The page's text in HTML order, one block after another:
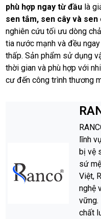
phù hợp ngay từ đầulà
sen tắm, sen cây và sen
nghiên cứu tối ưu dòng
tia nước mạnh và đều
thấp. Sản phẩm sử dụng
thời gian và phù hợp với
cư đến công trình thương
lĩnh
bị vệ
sứ
Việt,
nghệ
vững.
chất